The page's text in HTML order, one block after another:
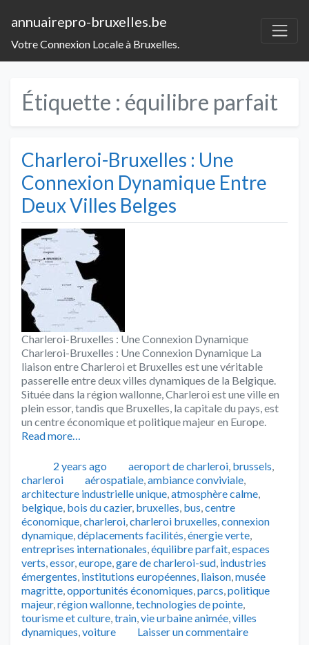
annuairepro-bruxelles.be
Votre Connexion Locale à Bruxelles.
Étiquette : équilibre parfait
Charleroi-Bruxelles : Une
Connexion Dynamique Entre
Deux Villes Belges
Charleroi-Bruxelles : Une Connexion Dynamique
Charleroi-Bruxelles : Une Connexion Dynamique La
liaison entre Charleroi et Bruxelles est une véritable
passerelle entre deux villes dynamiques de la Belgique.
Située dans la région wallonne, Charleroi est une ville en
plein essor, tandis que Bruxelles, la capitale du pays, est
un centre économique et politique majeur en Europe.
Read more…
Publié2 years ago Catégories
aeroport de charleroi, brussels,
charleroi
Tags
aérospatiale,ambiance conviviale,
architecture industrielle unique,atmosphère calme,
belgique, bois du cazier, bruxelles, bus,centre
économique,charleroi,charleroi bruxelles,connexion
dynamique,déplacements facilités,énergie verte,
entreprises internationales,équilibre parfait,espaces
verts,essor,europe,gare de charleroi-sud, industries
émergentes, institutions européennes, liaison,musée
magritte,opportunités économiques,parcs,politique
majeur,région wallonne,technologies de pointe,
tourisme et culture,train,vie urbaine animée,villes
dynamiques,voiture Laisser un commentaire